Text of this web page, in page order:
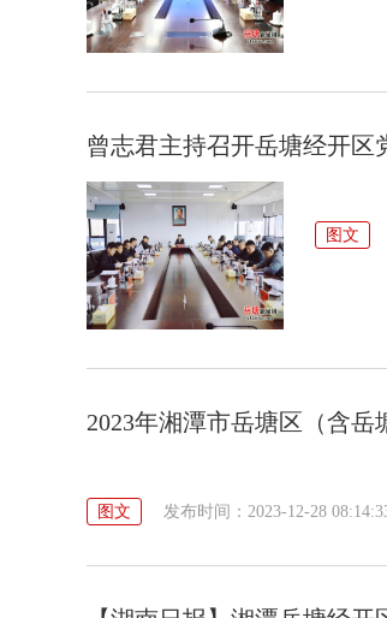
曾志君主持召开岳塘经开区
图文
2023年湘潭市岳塘区（含
图文 发布时间：2023-12-28